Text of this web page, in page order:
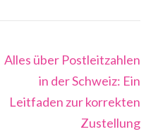
Alles über Postleitzahlen
in der Schweiz: Ein
Leitfaden zur korrekten
Zustellung